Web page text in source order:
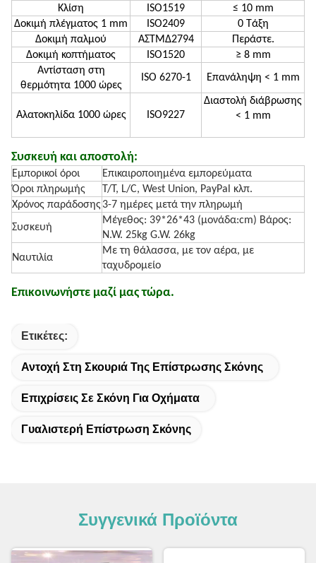
Κλίση
ISO1519
≤ 10 mm
Δοκιμή πλέγματος 1 mm
ISO2409
0 Τάξη
Δοκιμή παλμού
ΑΣTMΔ2794
Περάστε.
Δοκιμή κοπτήματος
ISO1520
≥ 8 mm
Αντίσταση στη
θερμότητα 1000 ώρες
ISO 6270-1 Επανάληψη < 1 mm
Αλατοκηλίδα 1000 ώρες ISO9227
Διαστολή διάβρωσης
< 1 mm
Συσκευή και αποστολή:
Εμπορικοί όροι
Επικαιροποιημένα εμπορεύματα
Όροι πληρωμής
T/T, L/C, West Union, PayPal κλπ.
Χρόνος παράδοσης3-7 ημέρες μετά την πληρωμή
Συσκευή
Μέγεθος: 39*26*43 (μονάδα:cm) Βάρος:
N.W. 25kg G.W. 26kg
Ναυτιλία
Με τη θάλασσα, με τον αέρα, με
ταχυδρομείο
Επικοινωνήστε μαζί μας τώρα.
Ετικέτες:
Αντοχή Στη Σκουριά Της Επίστρωσης Σκόνης
Επιχρίσεις Σε Σκόνη Για Οχήματα
Γυαλιστερή Επίστρωση Σκόνης
Συγγενικά Προϊόντα